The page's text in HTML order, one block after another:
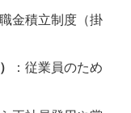
金積立制度（掛
：従業員のため